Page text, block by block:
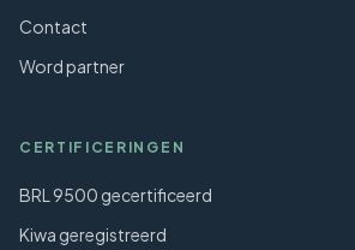
Contact
Word partner
CERTIFICERINGEN
BRL 9500 gecertificeerd
Kiwa geregistreerd